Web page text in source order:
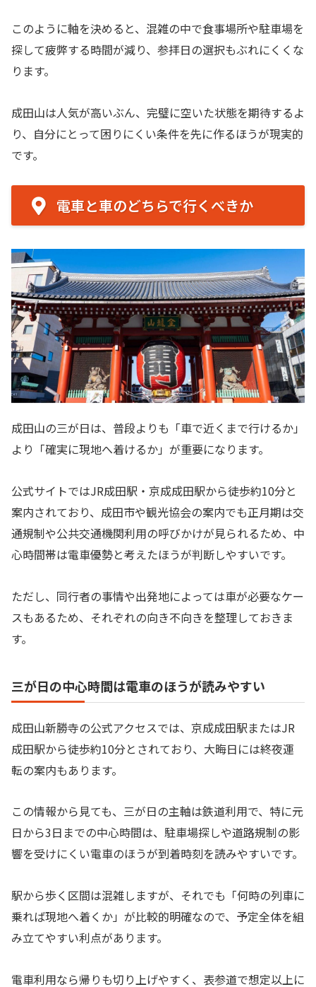
このように軸を決めると、混雑の中で食事場所や駐車場を
探して疲弊する時間が減り、参拝日の選択もぶれにくくな
ります。
成田山は人気が高いぶん、完璧に空いた状態を期待するよ
り、自分にとって困りにくい条件を先に作るほうが現実的
です。
電車と車のどちらで行くべきか
成田山の三が日は、普段よりも「車で近くまで行けるか」
より「確実に現地へ着けるか」が重要になります。
公式サイトではJR成田駅・京成成田駅から徒歩約10分と
案内されており、成田市や観光協会の案内でも正月期は交
通規制や公共交通機関利用の呼びかけが見られるため、中
心時間帯は電車優勢と考えたほうが判断しやすいです。
ただし、同行者の事情や出発地によっては車が必要なケー
スもあるため、それぞれの向き不向きを整理しておきま
す。
三が日の中心時間は電車のほうが読みやすい
成田山新勝寺の公式アクセスでは、京成成田駅またはJR
成田駅から徒歩約10分とされており、大晦日には終夜運
転の案内もあります。
この情報から見ても、三が日の主軸は鉄道利用で、特に元
日から3日までの中心時間は、駐車場探しや道路規制の影
響を受けにくい電車のほうが到着時刻を読みやすいです。
駅から歩く区間は混雑しますが、それでも「何時の列車に
乗れば現地へ着くか」が比較的明確なので、予定全体を組
み立てやすい利点があります。
電車利用なら帰りも切り上げやすく、表参道で想定以上に